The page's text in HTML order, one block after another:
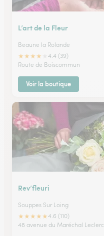
L’art de la Fleur
Beaune la Rolande
★★★★
4.4 (39)
Route de Boiscommun
Voir la boutique
Rev’fleuri
Souppes Sur Loing
★★★★★4.6 (110)
48 avenue du Maréchal Leclerc